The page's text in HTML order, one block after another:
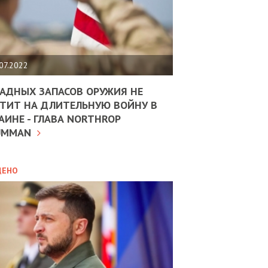
ЗАПАСОВ ОРУЖИЯ НЕ
НА ДЛИТЕЛЬНУЮ ВОЙНУ В
- ГЛАВА NORTHROP
10.02.2025